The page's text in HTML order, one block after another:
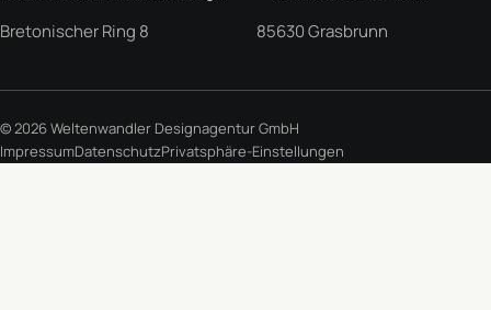
Bretonischer Ring 8
85630 Grasbrunn
© 2026 Weltenwandler Designagentur GmbH
ImpressumDatenschutzPrivatsphäre-Einstellungen